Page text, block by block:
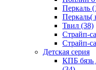
Перкаль
Твил (38)
Страйп-
Страйп-
Детская серия
КПБ бязь